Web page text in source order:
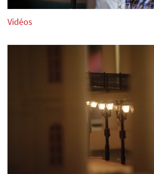
Les candidats admis au concours
officielle.
d’inscription ne pourra plus être changé
3. Un document officiel (original ou une
qui atteste de la nationalité et de la date de
4. Un court CV (qui pourra être publié) en
ou néerlandais avec les informations sur les
musicales, les professeurs, les prix et
Vidéos